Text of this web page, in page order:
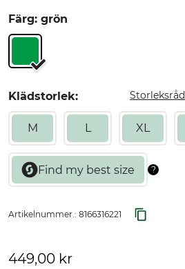
Färg: grön
Klädstorlek:
M L XL
Artikelnummer.: 8166316221
449,00 kr